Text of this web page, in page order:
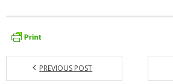
- Naše úspechy od roku 2019 – do 2024
PREVIOUS POST